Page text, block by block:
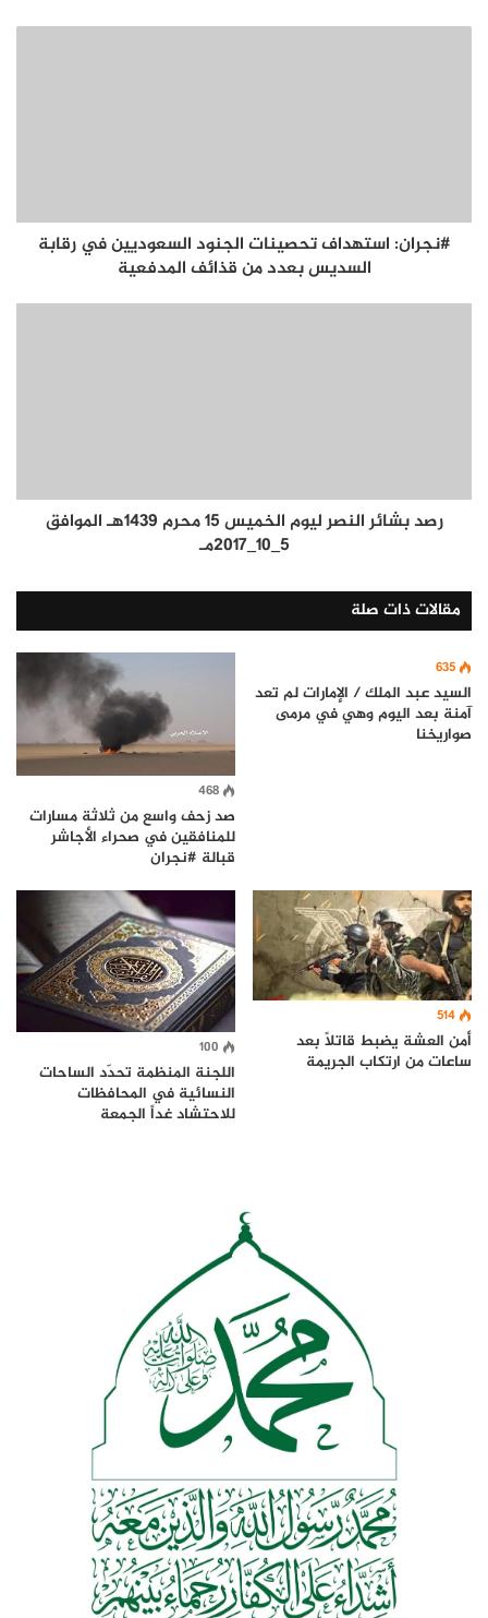
#نجران: استهداف تحصينات الجنود السعوديين في رقابة
السديس بعدد من قذائف المدفعية
رصد بشائر النصر ليوم الخميس 15 محرم 1439هـ الموافق
5_10_2017مـ
مقالات ذات صلة
635
السيد عبد الملك / الإمارات لم تعد
آمنة بعد اليوم وهي في مرمى
صواريخنا
468
صد زحف واسع من ثلاثة مسارات
للمنافقين في صحراء الأجاشر
قبالة #نجران
514
أمن العشة يضبط قاتلاً بعد
ساعات من ارتكاب الجريمة
100
اللجنة المنظمة تحدّد الساحات
النسائية في المحافظات
للاحتشاد غداً الجمعة